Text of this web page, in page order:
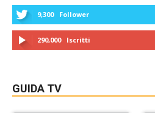
9,300 Follower
290,000 Iscritti
GUIDA TV